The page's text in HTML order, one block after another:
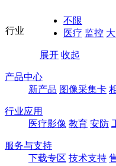
行业
不限
医疗 监控
展开 收起
产品中心
新产品 图像采集卡
行业应用
医疗影像 教育 安防
服务与支持
下载专区 技术支持